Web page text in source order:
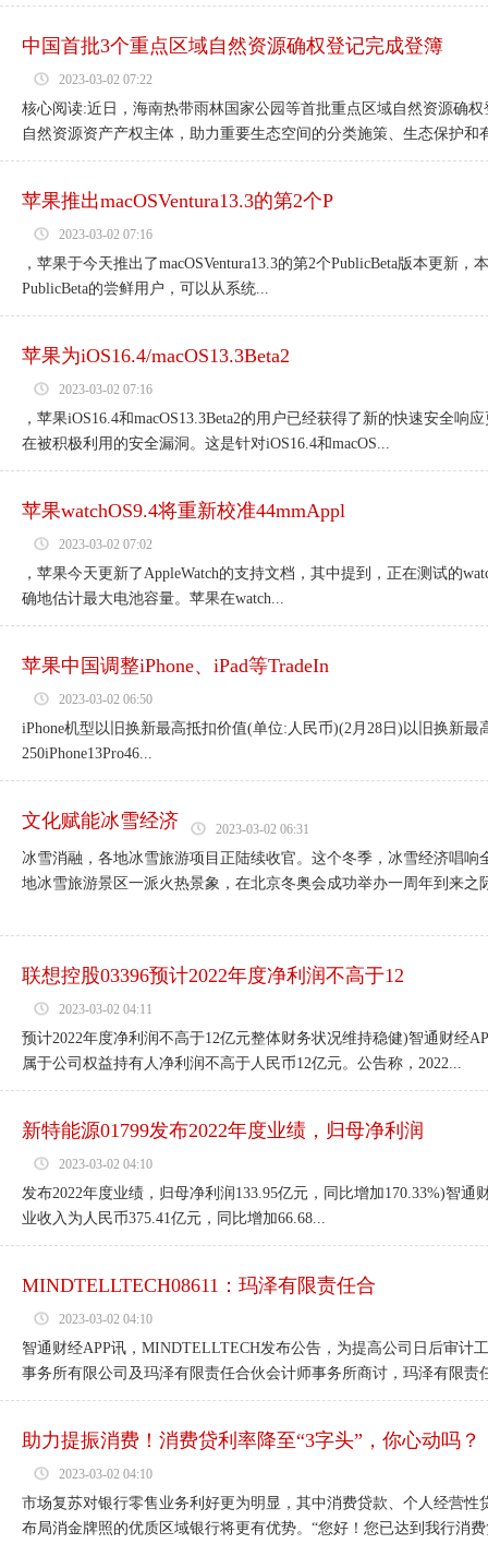
中国首批3个重点区域自然资源确权登记完成登簿
2023-03-02 07:22
核心阅读:近日，海南热带雨林国家公园等首批重点区域自然资源确
自然资源资产产权主体，助力重要生态空间的分类施策、生态保护和
苹果推出macOSVentura13.3的第2个P
2023-03-02 07:16
，苹果于今天推出了macOSVentura13.3的第2个PublicBeta版本更新
PublicBeta的尝鲜用户，可以从系统...
苹果为iOS16.4/macOS13.3Beta2
2023-03-02 07:16
，苹果iOS16.4和macOS13.3Beta2的用户已经获得了新的快速安全
在被积极利用的安全漏洞。这是针对iOS16.4和macOS...
苹果watchOS9.4将重新校准44mmAppl
2023-03-02 07:02
，苹果今天更新了AppleWatch的支持文档，其中提到，正在测试的
确地估计最大电池容量。苹果在watch...
苹果中国调整iPhone、iPad等TradeIn
2023-03-02 06:50
iPhone机型以旧换新最高抵扣价值(单位:人民币)(2月28日)以旧换新
250iPhone13Pro46...
文化赋能冰雪经济 2023-03-02 06:31
冰雪消融，各地冰雪旅游项目正陆续收官。这个冬季，冰雪经济唱
地冰雪旅游景区一派火热景象，在北京冬奥会成功举办一周年到来之
联想控股03396预计2022年度净利润不高于12
2023-03-02 04:11
预计2022年度净利润不高于12亿元整体财务状况维持稳健)智通财经
属于公司权益持有人净利润不高于人民币12亿元。公告称，2022...
新特能源01799发布2022年度业绩，归母净利润
2023-03-02 04:10
发布2022年度业绩，归母净利润133.95亿元，同比增加170.33%)智
业收入为人民币375.41亿元，同比增加66.68...
MINDTELLTECH08611：玛泽有限责任合
2023-03-02 04:10
智通财经APP讯，MINDTELLTECH发布公告，为提高公司日后审
事务所有限公司及玛泽有限责任合伙会计师事务所商讨，玛泽有限责
助力提振消费！消费贷利率降至“3字头”，你心动吗？
2023-03-02 04:10
市场复苏对银行零售业务利好更为明显，其中消费贷款、个人经营
布局消金牌照的优质区域银行将更有优势。“您好！您已达到我行消